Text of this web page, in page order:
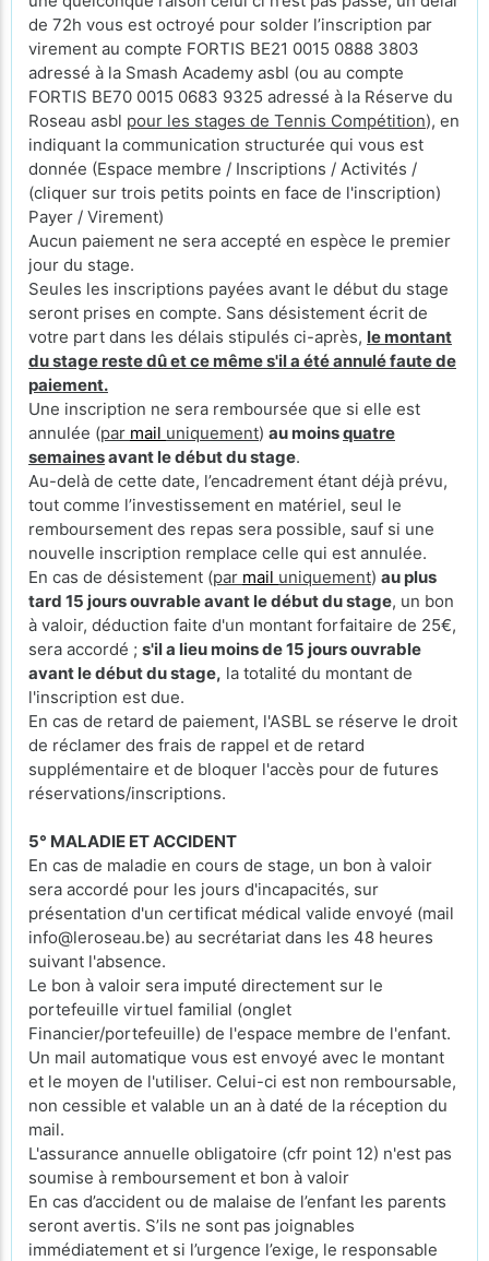
de 72h vous est octroyé pour solder l’inscription par
virement au compte FORTIS BE21 0015 0888 3803
adressé à la Smash Academy asbl (ou au compte
FORTIS BE70 0015 0683 9325 adressé à la Réserve du
Roseau asbl pour les stages de Tennis Compétition), en
indiquant la communication structurée qui vous est
donnée (Espace membre / Inscriptions / Activités /
(cliquer sur trois petits points en face de l'inscription)
Payer / Virement)
Aucun paiement ne sera accepté en espèce le premier
jour du stage.
Seules les inscriptions payées avant le début du stage
seront prises en compte. Sans désistement écrit de
votre part dans les délais stipulés ci-après, le montant
du stage reste dû et ce même s'il a été annulé faute de
paiement.
Une inscription ne sera remboursée que si elle est
annulée (par mail uniquement) au moinsquatre
semainesavant le début du stage.
Au-delà de cette date, l’encadrement étant déjà prévu,
tout comme l’investissement en matériel, seul le
remboursement des repas sera possible, sauf si une
nouvelle inscription remplace celle qui est annulée.
En cas de désistement (par mail uniquement) au plus
tard 15 jours ouvrable avant le début du stage, un bon
à valoir, déduction faite d'un montant forfaitaire de 25€,
sera accordé ; s'il a lieu moins de 15 jours ouvrable
avant le début du stage, la totalité du montant de
l'inscription est due.
En cas de retard de paiement, l'ASBL se réserve le droit
de réclamer des frais de rappel et de retard
supplémentaire et de bloquer l'accès pour de futures
réservations/inscriptions.
5° MALADIE ET ACCIDENT
En cas de maladie en cours de stage, un bon à valoir
sera accordé pour les jours d'incapacités, sur
présentation d'un certificat médical valide envoyé (mail
info@leroseau.be) au secrétariat dans les 48 heures
suivant l'absence.
Le bon à valoir sera imputé directement sur le
portefeuille virtuel familial (onglet
Financier/portefeuille) de l'espace membre de l'enfant.
Un mail automatique vous est envoyé avec le montant
et le moyen de l'utiliser. Celui-ci est non remboursable,
non cessible et valable un an à daté de la réception du
mail.
L'assurance annuelle obligatoire (cfr point 12) n'est pas
soumise à remboursement et bon à valoir
En cas d’accident ou de malaise de l’enfant les parents
seront avertis. S’ils ne sont pas joignables
immédiatement et si l’urgence l’exige, le responsable